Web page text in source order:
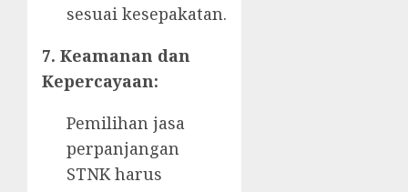
sesuai kesepakatan.
7. Keamanan dan
Kepercayaan:
Pemilihan jasa
perpanjangan
STNK harus